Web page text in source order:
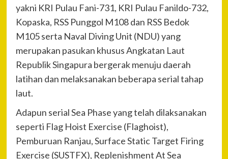
yakni KRI Pulau Fani-731, KRI Pulau Fanildo-732,
Kopaska, RSS Punggol M108 dan RSS Bedok
M105 serta Naval Diving Unit (NDU) yang
merupakan pasukan khusus Angkatan Laut
Republik Singapura bergerak menuju daerah
latihan dan melaksanakan beberapa serial tahap
laut.
Adapun serial Sea Phase yang telah dilaksanakan
seperti Flag Hoist Exercise (Flaghoist),
Pemburuan Ranjau, Surface Static Target Firing
Exercise (SUSTFX), Replenishment At Sea